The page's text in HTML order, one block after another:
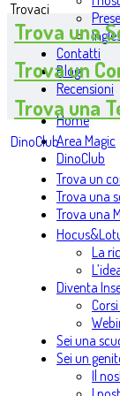
Contatti
Blog
Recensioni
Home
Area Magic
DinoClub
Trova un
Trova una
Trova una
La
Diventa
Sei una
Sei un
Il
Trovaci
Trova una
Trova un
Trova una
DinoClub